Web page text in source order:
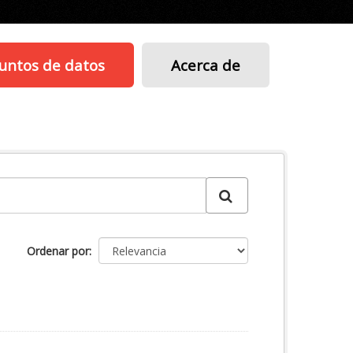
de datos Acerca de
Ordenar por